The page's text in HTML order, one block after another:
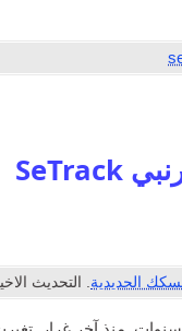
الحديدية. التحديث